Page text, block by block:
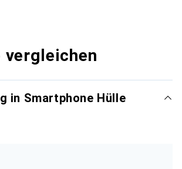
vergleichen
in Smartphone Hülle